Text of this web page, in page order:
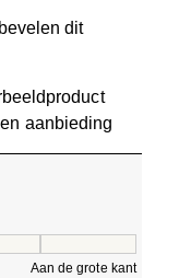
dit
aanbieding
Aan de grote kant